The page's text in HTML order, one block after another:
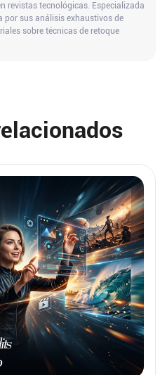
revistas tecnológicas. Especializada
por sus análisis exhaustivos de
sobre técnicas de retoque